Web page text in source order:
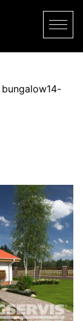
bungalow14-